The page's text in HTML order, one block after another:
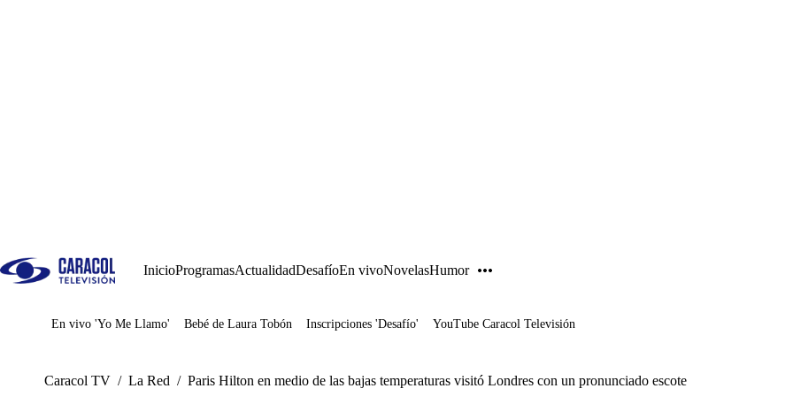
InicioProgramasActualidadDesafíoEn vivoNovelasHumor
Juegos
En vivo 'Yo Me Llamo' Bebé de Laura Tobón Inscripciones 'Desafío' YouTube Caracol Televisión
Caracol TV / La Red / Paris Hilton en medio de las bajas temperaturas visitó Londres con un pronunciado escote